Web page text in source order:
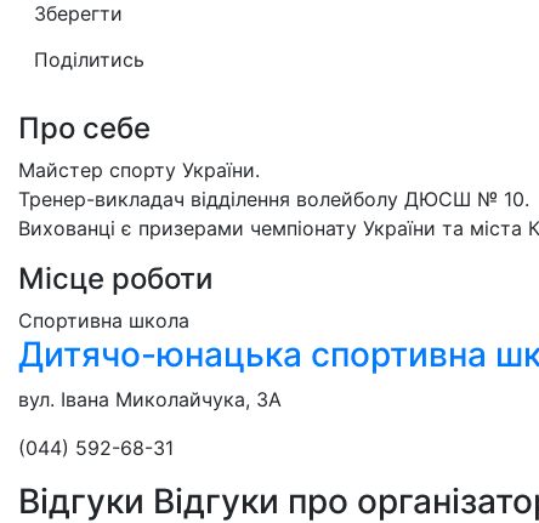
Зберегти
Поділитись
Про себе
Майстер спорту України.
Тренер-викладач відділення волейболу ДЮСШ № 10.
Вихованці є призерами чемпіонату України та міста
Місце роботи
Спортивна школа
Дитячо-юнацька спортивна
вул. Івана Миколайчука, 3А
(044) 592-68-31
Відгуки Відгуки про